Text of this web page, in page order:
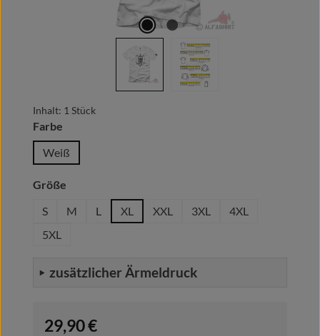
Inhalt: 1 Stück
Farbe
Weiß
Größe
S
M L XL XXL 3XL
4XL
5XL
zusätzlicher Ärmeldruck
Regulärer Preis:
29,90 €